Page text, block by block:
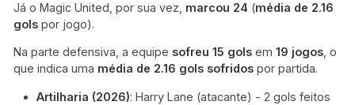
Já o Magic United, por sua vez, marcou 24 (média de 2.16
gols por jogo).
Na parte defensiva, a equipe sofreu 15 gols em19 jogos, o
que indica uma média de 2.16 gols sofridos por partida.
Artilharia (2026): Harry Lane (atacante) - 2 gols feitos